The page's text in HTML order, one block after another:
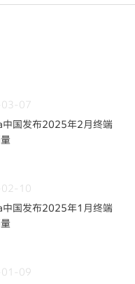
07
国发布2025年2月终端
10
国发布2025年1月终端
09